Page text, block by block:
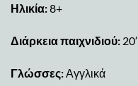
Ηλικία:8+
Διάρκεια παιχνιδιού: 20′
Γλώσσες: Αγγλικά